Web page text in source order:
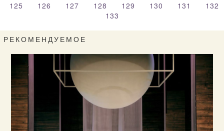
125
126 127 128 129 130 131
132
133
РЕКОМЕНДУЕМОЕ